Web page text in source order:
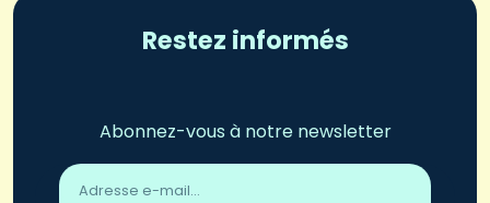
Restez informés
Abonnez-vous à notre newsletter
Adresse
email